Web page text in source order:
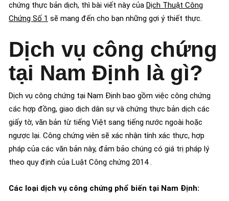
chứng thực bản dịch, thì bài viết này của Dịch Thuật Công
Chứng Số 1 sẽ mang đến cho bạn những gợi ý thiết thực.
Dịch vụ công chứng
tại Nam Định là gì?
Dịch vụ công chứng tại Nam Định bao gồm việc công chứng
các hợp đồng, giao dịch dân sự và chứng thực bản dịch các
giấy tờ, văn bản từ tiếng Việt sang tiếng nước ngoài hoặc
ngược lại. Công chứng viên sẽ xác nhận tính xác thực, hợp
pháp của các văn bản này, đảm bảo chúng có giá trị pháp lý
theo quy định của Luật Công chứng 2014 .
Các loại dịch vụ công chứng phổ biến tại Nam Định: